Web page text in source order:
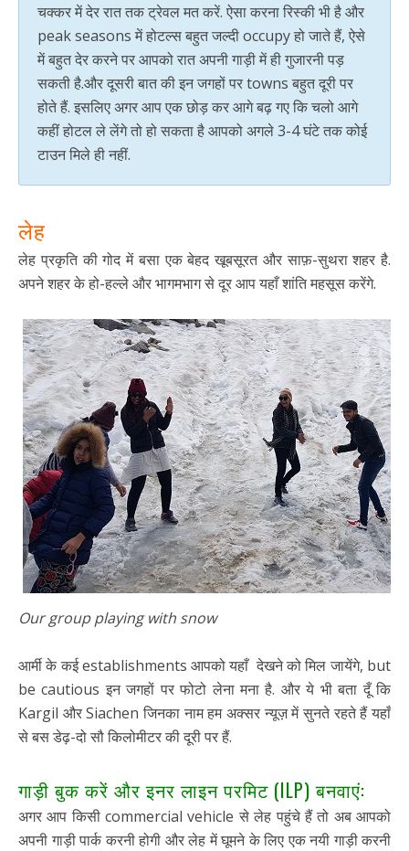
चक्कर में देर रात तक ट्रेवल मत करें. ऐसा करना रिस्की भी है और
peak seasons में होटल्स बहुत जल्दी occupy हो जाते हैं, ऐसे
में बहुत देर करने पर आपको रात अपनी गाड़ी में ही गुजारनी पड़
सकती है.और दूसरी बात की इन जगहों पर towns बहुत दूरी पर
होते हैं. इसलिए अगर आप एक छोड़ कर आगे बढ़ गए कि चलो आगे
कहीं होटल ले लेंगे तो हो सकता है आपको अगले 3-4 घंटे तक कोई
टाउन मिले ही नहीं.
लेह
लेह प्रकृति की गोद में बसा एक बेहद खूबसूरत और साफ़-सुथरा शहर है.
अपने शहर के हो-हल्ले और भागमभाग से दूर आप यहाँ शांति महसूस करेंगे.
Our group playing with snow
आर्मी के कई establishments आपको यहाँ देखने को मिल जायेंगे, but
be cautious इन जगहों पर फोटो लेना मना है. और ये भी बता दूँ कि
Kargil और Siachen जिनका नाम हम अक्सर न्यूज़ में सुनते रहते हैं यहाँ
से बस डेढ़-दो सौ किलोमीटर की दूरी पर हैं.
गाड़ी बुक करें और इनर लाइन परमिट (ILP) बनवाएं:
अगर आप किसी commercial vehicle से लेह पहुंचे हैं तो अब आपको
अपनी गाड़ी पार्क करनी होगी और लेह में घूमने के लिए एक नयी गाड़ी करनी